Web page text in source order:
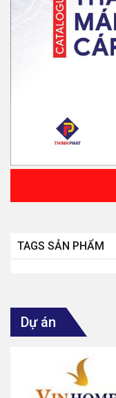
TAGS SẢN PHẨM
Dự án